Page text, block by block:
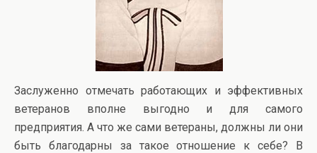
Заслуженно отмечать работающих и эффективных
ветеранов вполне выгодно и для самого
предприятия. А что же сами ветераны, должны ли они
быть благодарны за такое отношение к себе? В